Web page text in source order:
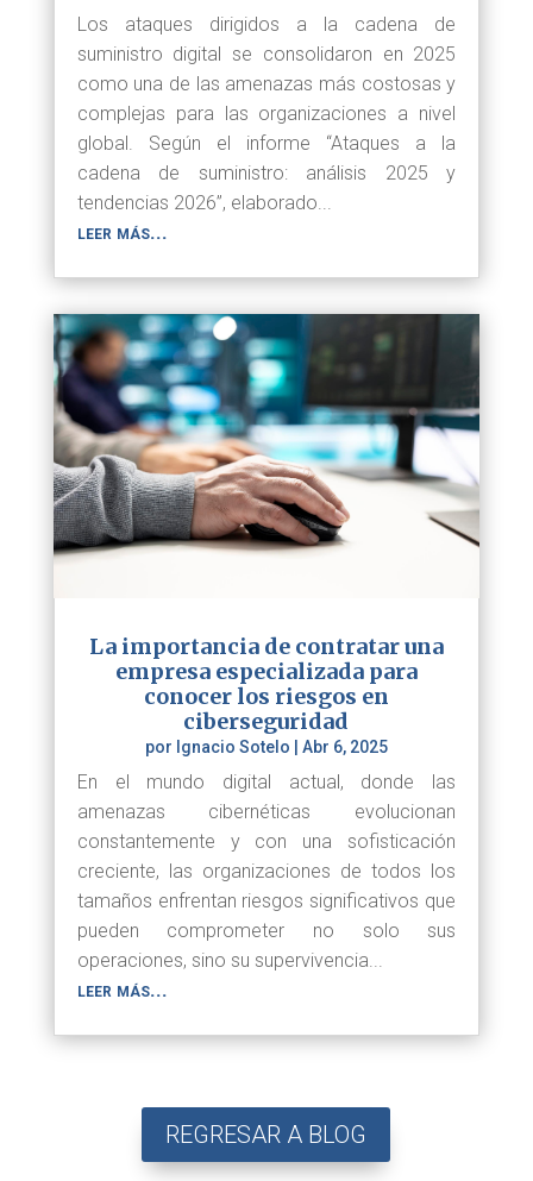
Los ataques dirigidos a la cadena de
suministro digital se consolidaron en 2025
como una de las amenazas más costosas y
complejas para las organizaciones a nivel
global. Según el informe “Ataques a la
cadena de suministro: análisis 2025 y
tendencias 2026”, elaborado...
leer más...
La importancia de contratar una
empresa especializada para
conocer los riesgos en
ciberseguridad
por Ignacio Sotelo Abr 6, 2025
En el mundo digital actual, donde las
amenazas cibernéticas evolucionan
constantemente y con una sofisticación
creciente, las organizaciones de todos los
tamaños enfrentan riesgos significativos que
pueden comprometer no solo sus
operaciones, sino su supervivencia...
leer más...
REGRESAR A BLOG